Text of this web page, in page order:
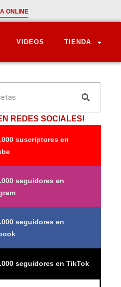
ONLINE
VIDEOS TIENDA
REDES SOCIALES!
suscriptores en
seguidores en
seguidores en
seguidores en TikTok